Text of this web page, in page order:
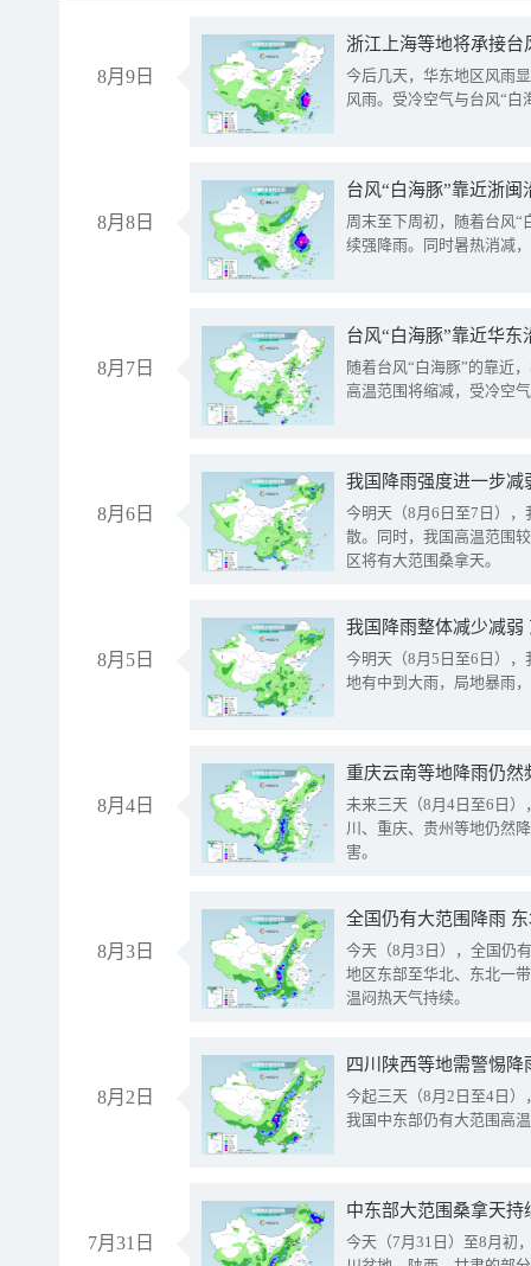
8月9日
浙江上海等地将承接台
今后几天，华东地区风雨
风雨。受冷空气与台风“白
8月8日
台风“白海豚”靠近浙
周末至下周初，随着台风“
续强降雨。同时暑热消减
8月7日
台风“白海豚”靠近华
随着台风“白海豚”的靠近
高温范围将缩减，受冷空
8月6日
今明天（8月6日至7日）
散。同时，我国高温范围
区将有大范围桑拿天。
8月5日
我国降雨整体减少减弱
今明天（8月5日至6日）
地有中到大雨，局地暴雨
8月4日
重庆云南等地降雨仍然
未来三天（8月4日至6日
川、重庆、贵州等地仍然
害。
8月3日
全国仍有大范围降雨
今天（8月3日），全国仍
地区东部至华北、东北一
温闷热天气持续。
8月2日
今起三天（8月2日至4日
我国中东部仍有大范围高
7月31日
中东部大范围桑拿天
今天（7月31日）至8月初